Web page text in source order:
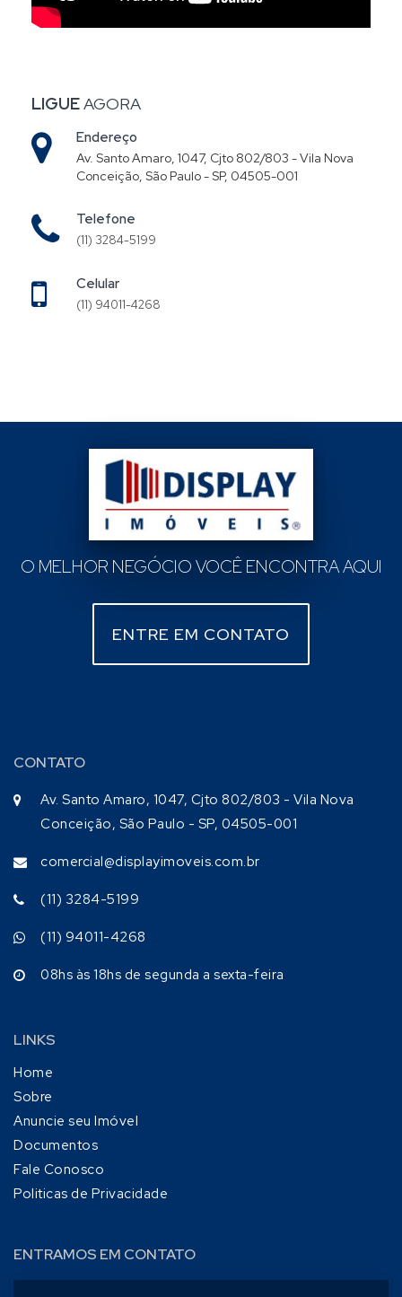
LIGUEAGORA
Endereço
Av. Santo Amaro, 1047, Cjto 802/803 - Vila Nova
Conceição, São Paulo - SP, 04505-001
Telefone
(11) 3284-5199
Celular
(11) 94011-4268
O MELHOR NEGÓCIO VOCÊ ENCONTRA AQUI
ENTRE EM CONTATO
CONTATO
Av. Santo Amaro, 1047, Cjto 802/803 - Vila Nova
Conceição, São Paulo - SP, 04505-001
comercial@displayimoveis.com.br
(11) 3284-5199
(11) 94011-4268
08hs às 18hs de segunda a sexta-feira
LINKS
Home
Sobre
Anuncie seu Imóvel
Documentos
Fale Conosco
Politicas de Privacidade
ENTRAMOS EM CONTATO